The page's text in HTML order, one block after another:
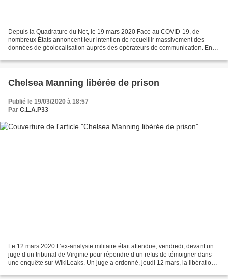
Depuis la Quadrature du Net, le 19 mars 2020 Face au COVID-19, de
nombreux États annoncent leur intention de recueillir massivement des
données de géolocalisation auprès des opérateurs de communication. En
Chelsea Manning libérée de prison
Publié le 19/03/2020 à 18:57
Par C.L.A.P33
Le 12 mars 2020 L’ex-analyste militaire était attendue, vendredi, devant un
juge d’un tribunal de Virginie pour répondre d’un refus de témoigner dans
une enquête sur WikiLeaks. Un juge a ordonné, jeudi 12 mars, la libération